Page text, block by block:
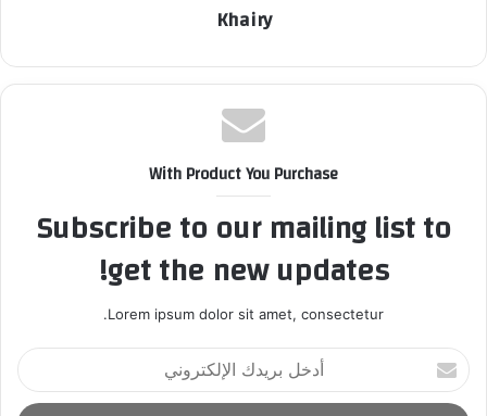
Khairy
With Product You Purchase
Subscribe to our mailing list to
get the new updates!
Lorem ipsum dolor sit amet, consectetur.
أ
د
خ